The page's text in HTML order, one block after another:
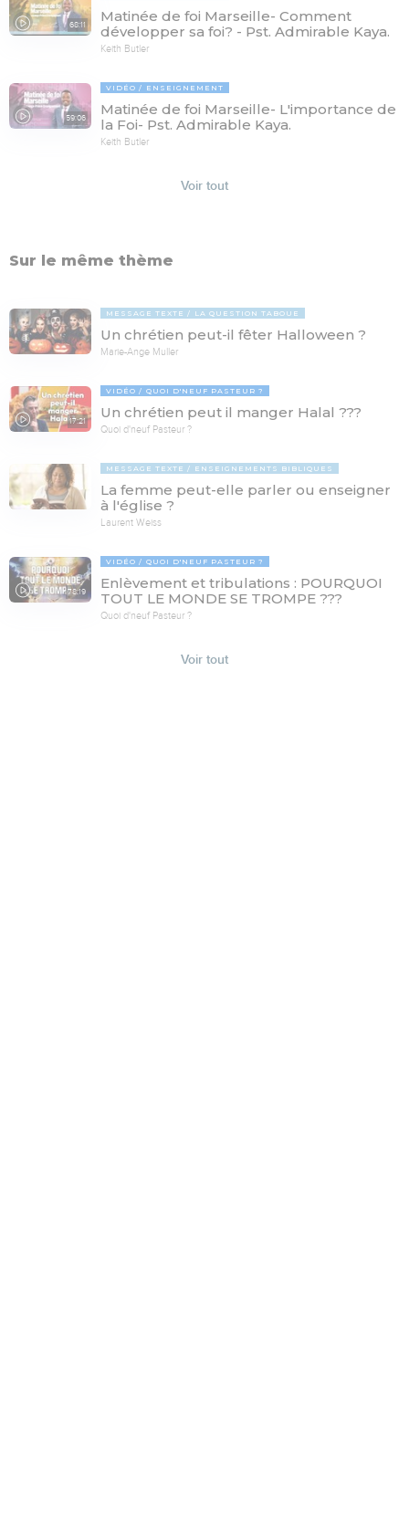
68:11
Matinée de foi Marseille- Comment
développer sa foi? - Pst. Admirable Kaya.
Keith Butler
59:06
VIDÉO ENSEIGNEMENT
Matinée de foi Marseille- L'importance de
la Foi- Pst. Admirable Kaya.
Keith Butler
Voir tout
Sur le même thème
MESSAGE TEXTE LA QUESTION TABOUE
Un chrétien peut-il fêter Halloween ?
Marie-Ange Muller
17:21
VIDÉO QUOI D'NEUF PASTEUR ?
Un chrétien peut il manger Halal ???
Quoi d'neuf Pasteur ?
MESSAGE TEXTE ENSEIGNEMENTS BIBLIQUES
La femme peut-elle parler ou enseigner
à l'église ?
Laurent Weiss
78:19
VIDÉO QUOI D'NEUF PASTEUR ?
Enlèvement et tribulations : POURQUOI
TOUT LE MONDE SE TROMPE ???
Quoi d'neuf Pasteur ?
Voir tout